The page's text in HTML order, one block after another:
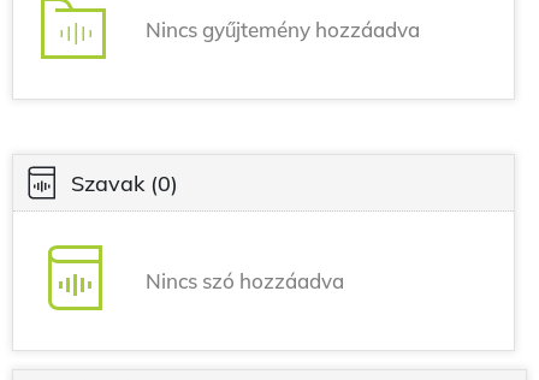
Nincs gyűjtemény hozzáadva
Szavak (0)
Nincs szó hozzáadva